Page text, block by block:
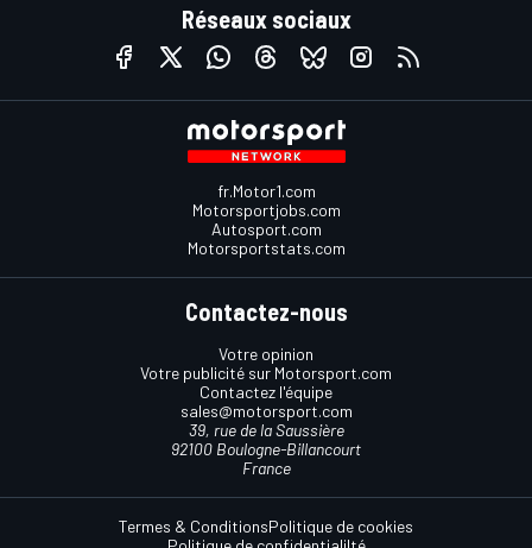
Réseaux sociaux
fr.Motor1.com
Motorsportjobs.com
Autosport.com
Motorsportstats.com
Contactez-nous
Votre opinion
Votre publicité sur Motorsport.com
Contactez l'équipe
sales@motorsport.com
39, rue de la Saussière
92100 Boulogne-Billancourt
France
Termes & ConditionsPolitique de cookies